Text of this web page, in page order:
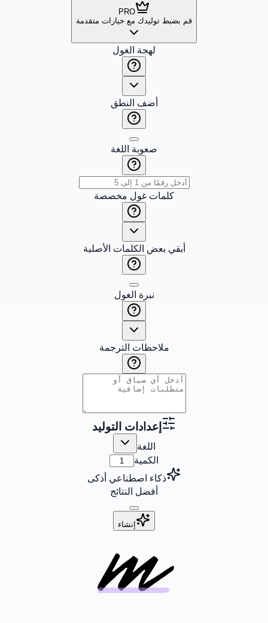
PRO
قم بضبط توليدك مع خيارات متقدمة
لهجة الغول
أضف النطق
صعوبة اللغة
كلمات غول مخصصة
أبقي بعض الكلمات الأصلية
نبرة الغول
ملاحظات الترجمة
إعدادات التوليد
اللغة
الكمية
ذكاء اصطناعي أذكى
أفضل النتائج
إنشاء